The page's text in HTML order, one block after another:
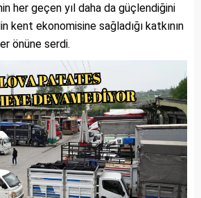
her geçen yıl daha da güçlendiğini
kent ekonomisine sağladığı katkının
önüne serdi.